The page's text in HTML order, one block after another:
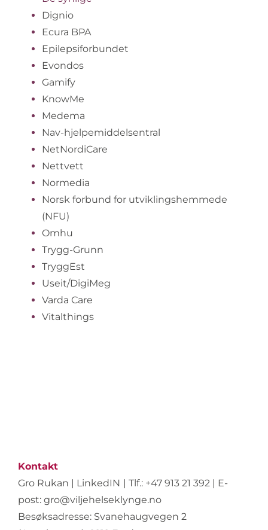
Dignio
Ecura BPA
Epilepsiforbundet
Evondos
Gamify
KnowMe
Medema
Nav-hjelpemiddelsentral
NetNordiCare
Nettvett
Normedia
Norsk forbund for utviklingshemmede
(NFU)
Omhu
Trygg-Grunn
TryggEst
Useit/DigiMeg
Varda Care
Vitalthings
Kontakt
Gro Rukan | LinkedIN | Tlf.: +47 913 21 392 | E-
post: gro@viljehelseklynge.no
Besøksadresse: Svanehaugvegen 2